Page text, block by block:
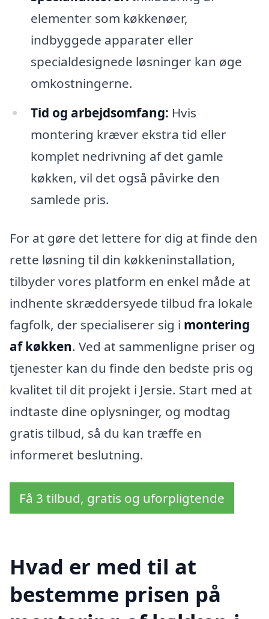
elementer som køkkenøer,
indbyggede apparater eller
specialdesignede løsninger kan øge
omkostningerne.
Tid og arbejdsomfang: Hvis
montering kræver ekstra tid eller
komplet nedrivning af det gamle
køkken, vil det også påvirke den
samlede pris.
For at gøre det lettere for dig at finde den
rette løsning til din køkkeninstallation,
tilbyder vores platform en enkel måde at
indhente skræddersyede tilbud fra lokale
fagfolk, der specialiserer sig i montering
af køkken. Ved at sammenligne priser og
tjenester kan du finde den bedste pris og
kvalitet til dit projekt i Jersie. Start med at
indtaste dine oplysninger, og modtag
gratis tilbud, så du kan træffe en
informeret beslutning.
Få 3 tilbud, gratis og uforpligtende
Hvad er med til at
bestemme prisen på